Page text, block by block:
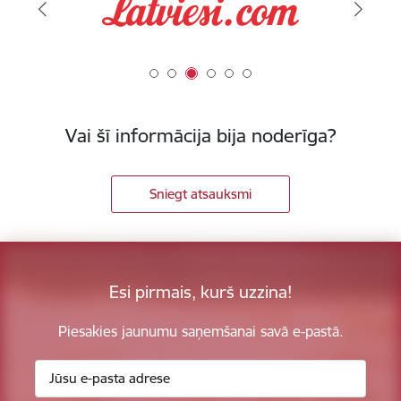
Vai šī informācija bija noderīga?
Sniegt atsauksmi
Esi pirmais, kurš uzzina!
Piesakies jaunumu saņemšanai savā e-pastā.